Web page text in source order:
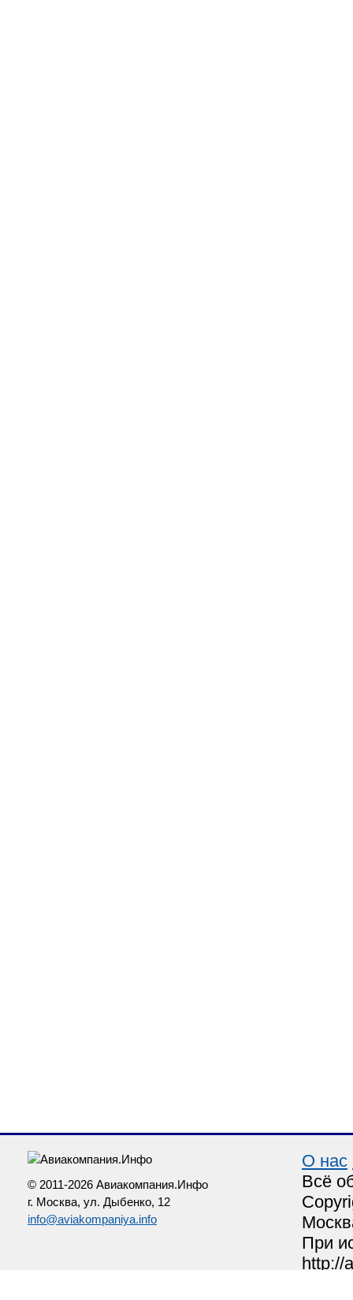
© 2011-2026 Авиакомпания.Инфо
г. Москва, ул. Дыбенко, 12
info@aviakompaniya.info
О нас
Всё
При
http://